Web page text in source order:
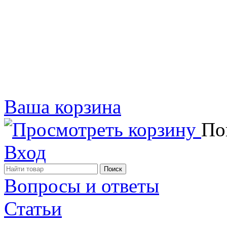
Ваша корзина
Вход
Вопросы и ответы
Статьи